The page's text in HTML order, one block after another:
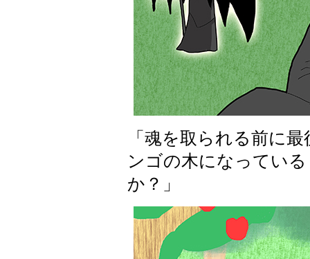
「魂を取られる前に
ンゴの木になってい
か？」